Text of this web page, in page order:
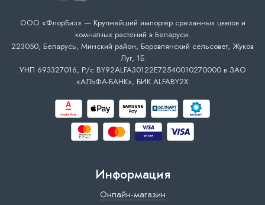
ООО «ФлорБиз» — Крупнейший импортёр срезанных цветов и
комнатных растений в Беларуси.
223050, Беларусь, Минский район, Боровлянский сельсовет, Жуков
Луг, 1Б
УНП 693327016, Р/с BY92ALFA30122E72540010270000 в ЗАО
«АЛЬФА-БАНК», БИК ALFABY2X
Информация
Онлайн-магазин